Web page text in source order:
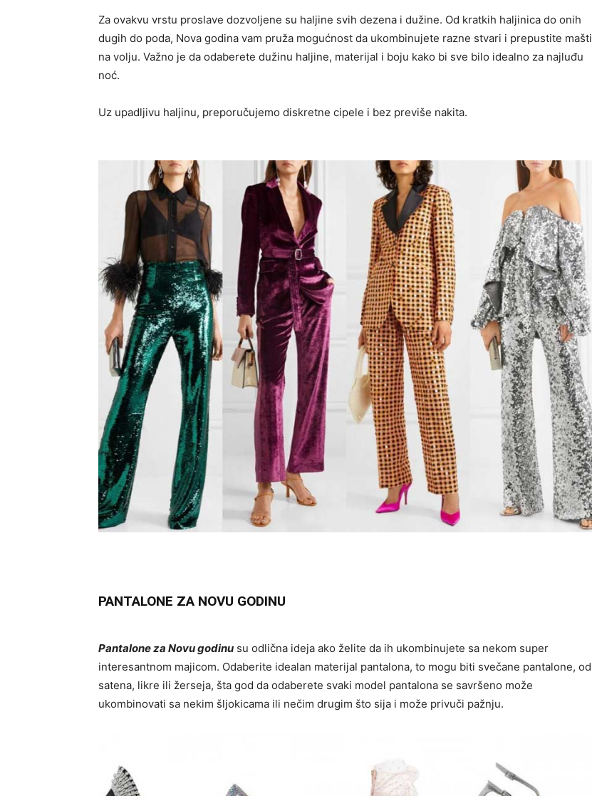
Za ovakvu vrstu proslave dozvoljene su haljine svih dezena i dužine. Od kratkih haljinica do onih
dugih do poda, Nova godina vam pruža mogućnost da ukombinujete razne stvari i prepustite mašti
na volju. Važno je da odaberete dužinu haljine, materijal i boju kako bi sve bilo idealno za najluđu
noć.
Uz upadljivu haljinu, preporučujemo diskretne cipele i bez previše nakita.
PANTALONE ZA NOVU GODINU
Pantalone za Novu godinu su odlična ideja ako želite da ih ukombinujete sa nekom super
interesantnom majicom. Odaberite idealan materijal pantalona, to mogu biti svečane pantalone, od
satena, likre ili žerseja, šta god da odaberete svaki model pantalona se savršeno može
ukombinovati sa nekim šljokicama ili nečim drugim što sija i može privuči pažnju.